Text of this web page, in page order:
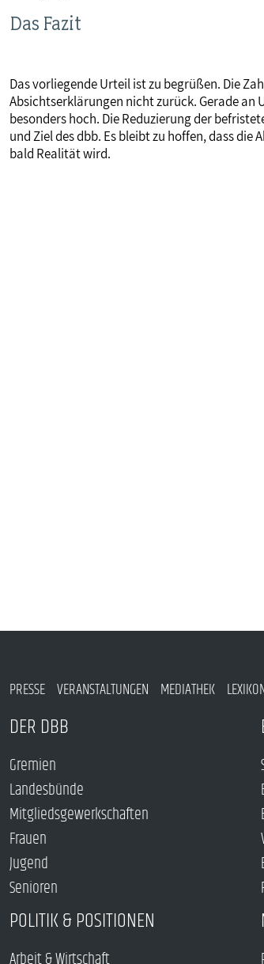
Das Fazit
Das vorliegende Urteil ist zu begrüßen. Die
Absichtserklärungen nicht zurück. Gerade
besonders hoch. Die Reduzierung der
und Ziel des dbb. Es bleibt zu hoffen, dass
bald Realität wird.
PRESSE VERANSTALTUNGEN MEDIATHEK
DER DBB
Gremien
Landesbünde
Mitgliedsgewerkschaften
Frauen
Jugend
Senioren
POLITIK & POSITIONEN